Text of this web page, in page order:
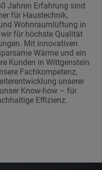
Jahren Erfahrung sind
für Haustechnik,
Wohnraumlüftung in
für höchste Qualität
Mit innovativen
Wärme und ein
Kunden in Wittgenstein
Fachkompetenz,
unserer
Know-how – für
Effizienz.